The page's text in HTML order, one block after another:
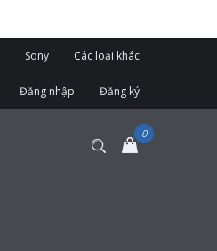
Sony Các loại khác
Đăng nhập Đăng ký